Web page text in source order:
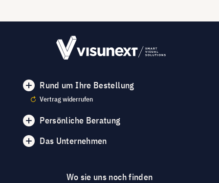
Rund um Ihre Bestellung
Vertrag widerrufen
Persönliche Beratung
Das Unternehmen
Wo sie uns noch finden